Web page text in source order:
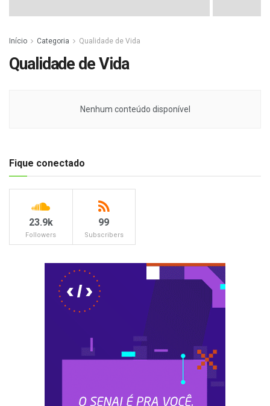
Início Categoria Qualidade de Vida
Qualidade de Vida
Nenhum conteúdo disponível
Fique conectado
23.9k
Followers
99
Subscribers